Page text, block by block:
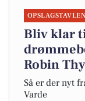
OPSLAGSTAVLEN
Bliv klar
Robin
Så er der nyt
Varde